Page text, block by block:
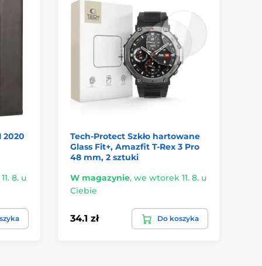
2020
8. u
Tech-Protect Szkło hartowane
Glass Fit+, Amazfit T-Rex 3 Pro
48 mm, 2 sztuki
W magazynie, we wtorek 11. 8. u
Ciebie
34.1 zł Do koszyka